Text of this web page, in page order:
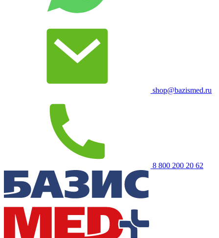
shop@bazismed.ru
8 800 200 20 62